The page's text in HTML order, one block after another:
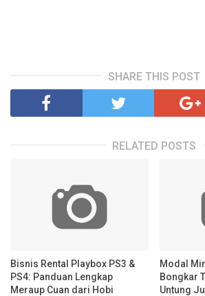
SHARE THIS POST
RELATED POSTS
Bisnis Rental Playbox PS3 &
PS4: Panduan Lengkap
Meraup Cuan dari Hobi
Modal
Bongkar
Untung